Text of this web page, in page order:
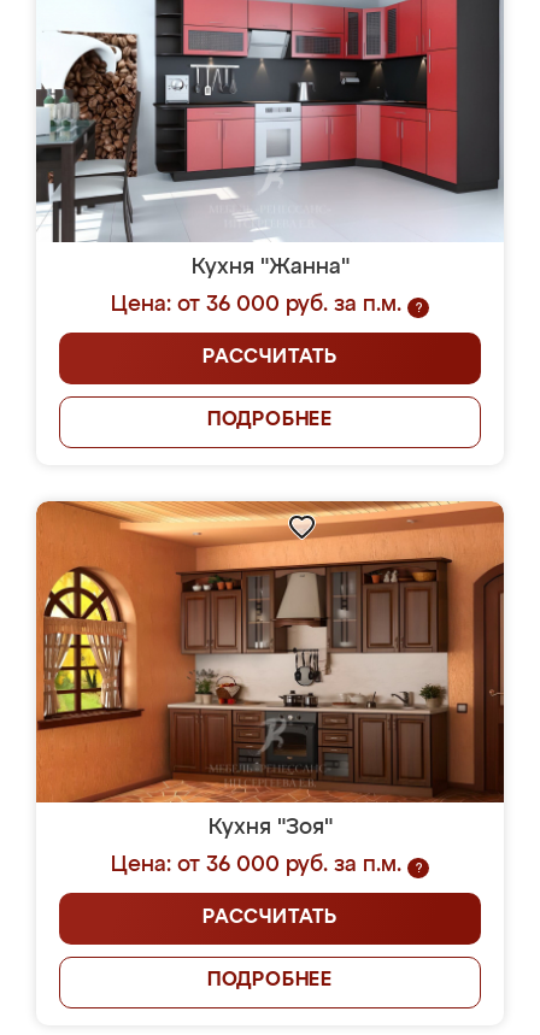
Кухня "Жанна"
Цена: от 36 000 руб. за п.м.
?
РАССЧИТАТЬ
ПОДРОБНЕЕ
Кухня "Зоя"
Цена: от 36 000 руб. за п.м.
?
РАССЧИТАТЬ
ПОДРОБНЕЕ